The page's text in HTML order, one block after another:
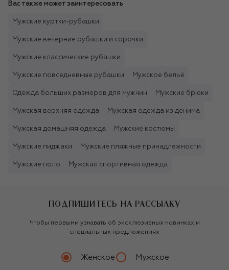
Вас также может заинтересовать
Мужские куртки-рубашки
Мужские вечерние рубашки и сорочки
Мужские классические рубашки
Мужские повседневные рубашки Мужское бельё
Одежда больших размеров для мужчин Мужские брюки
Мужская верхняя одежда Мужская одежда из денима
Мужская домашняя одежда Мужские костюмы
Мужские пиджаки Мужские пляжные принадлежности
Мужские поло Мужская спортивная одежда
ПОДПИШИТЕСЬ НА РАССЫЛКУ
Чтобы первыми узнавать об эксклюзивных новинках и
специальных предложениях
Женское Мужское